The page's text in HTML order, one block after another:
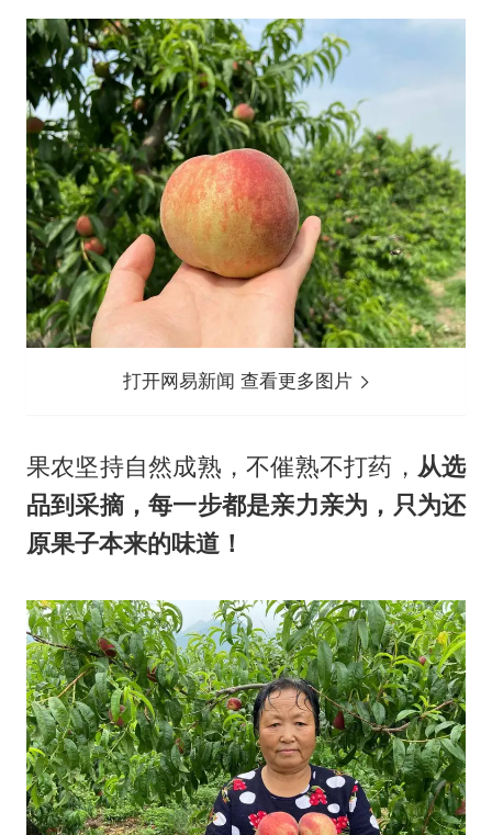
打开网易新闻 查看更多图片
果农坚持自然成熟，不催熟不打药， 从选
品到采摘，每一步都是亲力亲为，只为还
原果子本来的味道！